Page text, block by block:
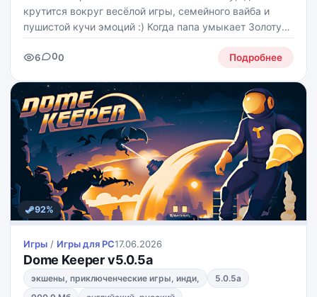
крутится вокруг весёлой игры, семейного вайба и
пушистой кучи эмоций :) Когда папа умыкает Золотую
Ручку, без которой Блуи не может закончить свой
рисунок, начинается настоящий движ - героиня
6 00 Подробнее
92%
Игры / Игры для PС17.06.2026
Dome Keeper v5.0.5a
экшены, приключенческие игры, инди,
5.0.5a